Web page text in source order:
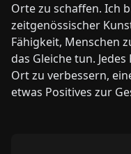
Orte zu schaffen. Ich
zeitgenössischer
Fähigkeit, Menschen
das Gleiche tun.
Ort zu verbessern,
etwas Positives zur